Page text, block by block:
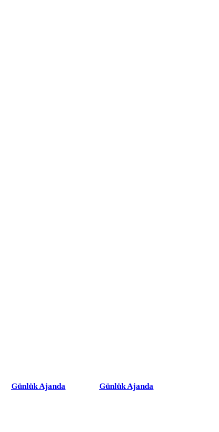
Günlük Ajanda Günlük Ajanda